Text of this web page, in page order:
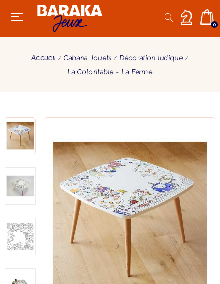
0
Accueil Cabana Jouets
Décoration ludique
La Coloritable - La Ferme